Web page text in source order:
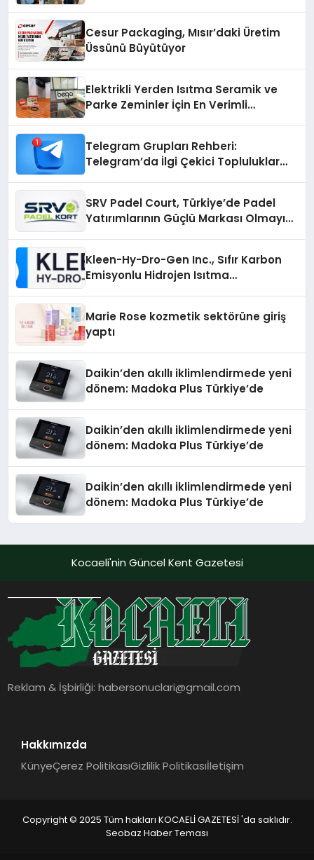
Cesur Packaging, Mısır’daki Üretim
Üssünü Büyütüyor
Elektrikli Yerden Isıtma Seramik ve
Parke Zeminler İçin En Verimli
Telegram Grupları Rehberi:
Telegram’da İlgi Çekici Topluluklar
SRV Padel Court, Türkiye’de Padel
Yatırımlarının Güçlü Markası Olmayı
Kleen-Hy-Dro-Gen Inc., Sıfır Karbon
Emisyonlu Hidrojen Isıtma
Marie Rose kozmetik sektörüne giriş
yaptı
Daikin’den akıllı iklimlendirmede yeni
dönem: Madoka Plus Türkiye’de
Daikin’den akıllı iklimlendirmede yeni
dönem: Madoka Plus Türkiye’de
Daikin’den akıllı iklimlendirmede yeni
dönem: Madoka Plus Türkiye’de
Kocaeli'nin Güncel Kent Gazetesi
Reklam & İşbirliği:habersonuclari@gmail.com
Hakkımızda
KünyeÇerez PolitikasıGizlilik Politikasıİletişim
Copyright © 2025 Tüm hakları KOCAELİ GAZETESİ 'da saklıdır.
Seobaz Haber Teması